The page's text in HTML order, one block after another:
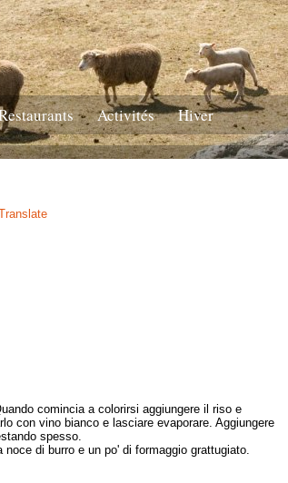
Activités Hiver
comincia a colorirsi aggiungere il riso e
con vino bianco e lasciare evaporare. Aggiungere
spesso.
di burro e un po' di formaggio grattugiato.